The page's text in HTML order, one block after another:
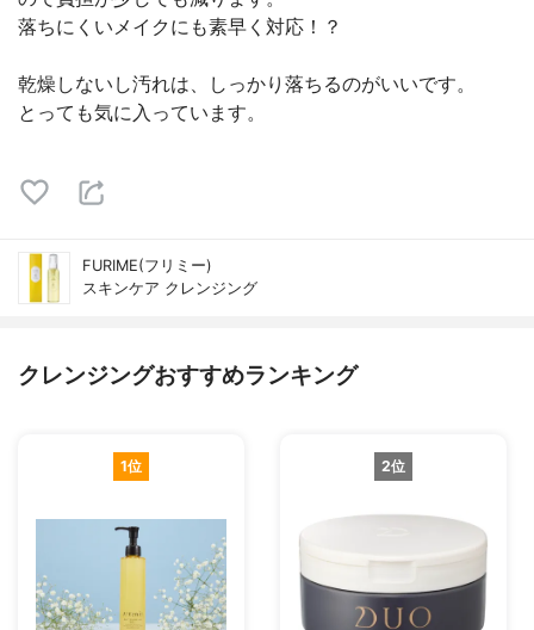
落ちにくいメイクにも素早く対応！？
乾燥しないし汚れは、しっかり落ちるのがいいです。
とっても気に入っています。
FURIME(フリミー)
スキンケア クレンジング
クレンジングおすすめランキング
1位 2位